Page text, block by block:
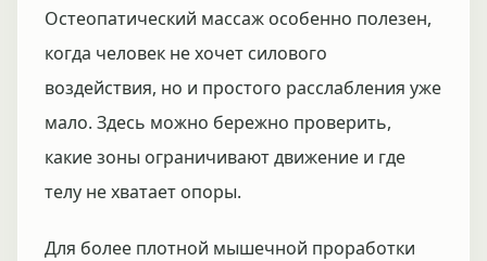
Остеопатический массаж особенно полезен,
когда человек не хочет силового
воздействия, но и простого расслабления уже
мало. Здесь можно бережно проверить,
какие зоны ограничивают движение и где
телу не хватает опоры.
Для более плотной мышечной проработки